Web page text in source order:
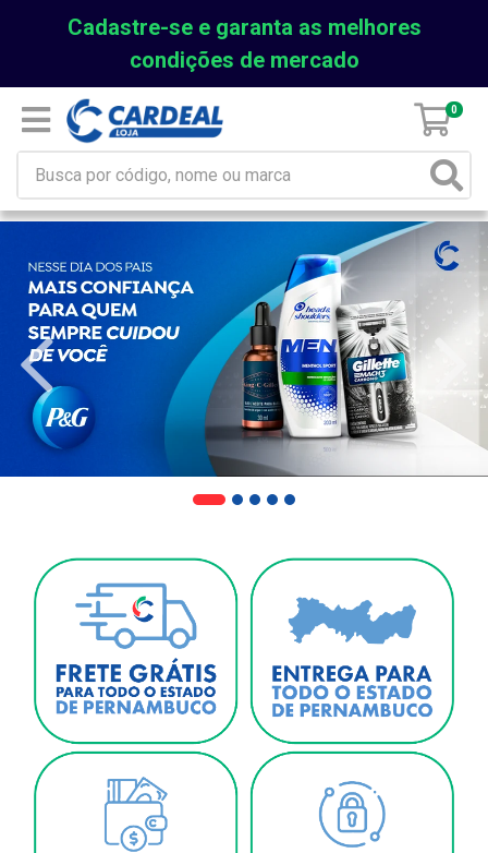
Cadastre-se e garanta as melhores
condições de mercado
0